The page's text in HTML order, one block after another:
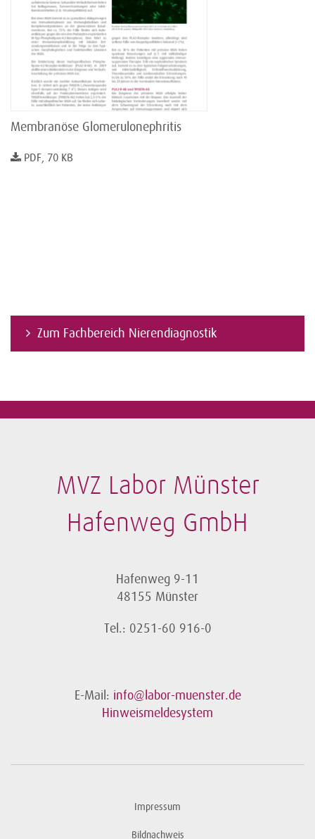
Membranöse Glomerulonephritis
PDF, 70 KB
Zum Fachbereich Nierendiagnostik
MVZ Labor Münster
Hafenweg GmbH
Hafenweg 9-11
48155 Münster
Tel.: 0251-60 916-0
E-Mail: info@labor-muenster.de
Hinweismeldesystem
Impressum
Bildnachweis